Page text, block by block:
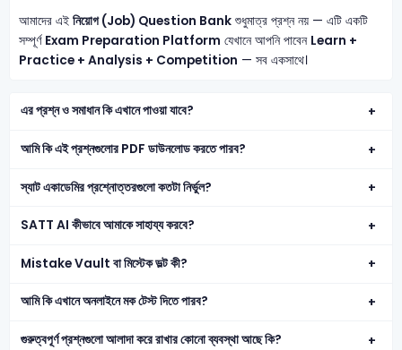
আমাদের এই নিয়োগ (Job) Question Bankশুধুমাত্র প্রশ্ন নয় — এটি একটি
সম্পূর্ণ Exam Preparation Platform যেখানে আপনি পাবেন Learn +
Practice + Analysis + Competition — সব একসাথে।
এর প্রশ্ন ও সমাধান কি এখানে পাওয়া যাবে?
আমি কি এই প্রশ্নগুলোর PDF ডাউনলোড করতে পারব?
স্যাট একাডেমির প্রশ্নোত্তরগুলো কতটা নির্ভুল?
SATT AI কীভাবে আমাকে সাহায্য করবে?
Mistake Vault বা মিস্টেক ভল্ট কী?
আমি কি এখানে অনলাইনে মক টেস্ট দিতে পারব?
গুরুত্বপূর্ণ প্রশ্নগুলো আলাদা করে রাখার কোনো ব্যবস্থা আছে কি?